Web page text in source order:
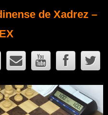
de Xadrez –